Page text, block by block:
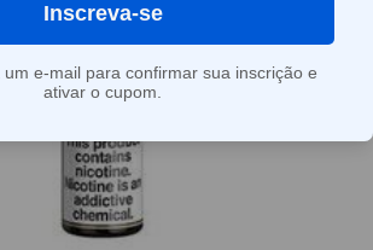
Inscreva-se
um e-mail para confirmar sua inscrição e
ativar o cupom.